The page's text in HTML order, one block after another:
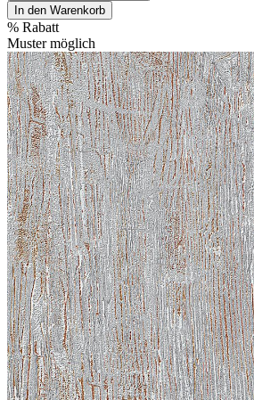
In den Warenkorb
% Rabatt
Muster möglich